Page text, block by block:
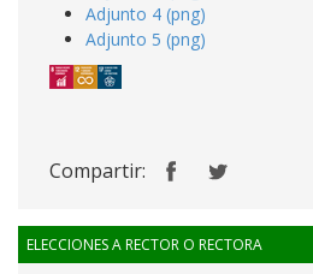
Adjunto 4 (png)
Adjunto 5 (png)
Compartir:
ELECCIONES A RECTOR O RECTORA